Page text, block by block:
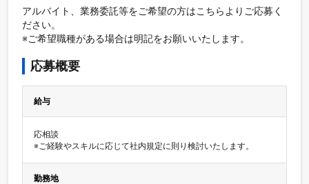
アルバイト、業務委託等をご希望の方はこちらよりご応募く
ださい。
※ご希望職種がある場合は明記をお願いいたします。
応募概要
給与
応相談
※ご経験やスキルに応じて社内規定に則り検討いたします。
勤務地